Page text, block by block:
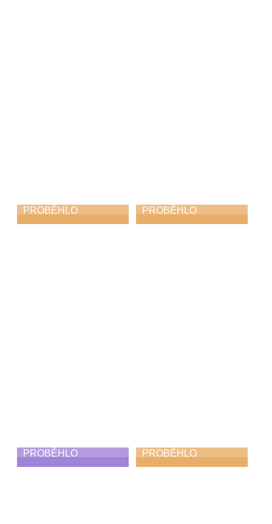
PROBĚHLO PROBĚHLO
PROBĚHLO PROBĚHLO